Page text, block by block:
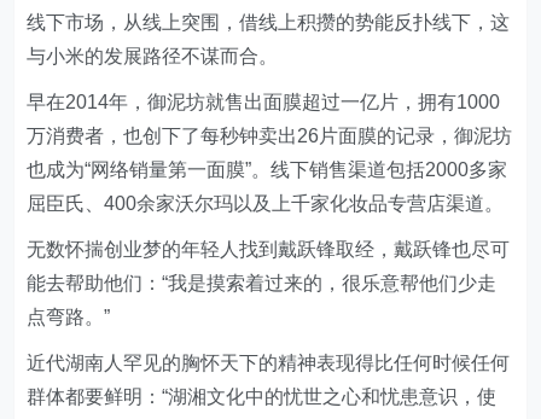
线下市场，从线上突围，借线上积攒的势能反扑线下，这
与小米的发展路径不谋而合。
早在2014年，御泥坊就售出面膜超过一亿片，拥有1000
万消费者，也创下了每秒钟卖出26片面膜的记录，御泥坊
也成为“网络销量第一面膜”。线下销售渠道包括2000多家
屈臣氏、400余家沃尔玛以及上千家化妆品专营店渠道。
无数怀揣创业梦的年轻人找到戴跃锋取经，戴跃锋也尽可
能去帮助他们：“我是摸索着过来的，很乐意帮他们少走
点弯路。”
近代湖南人罕见的胸怀天下的精神表现得比任何时候任何
群体都要鲜明：“湖湘文化中的忧世之心和忧患意识，使